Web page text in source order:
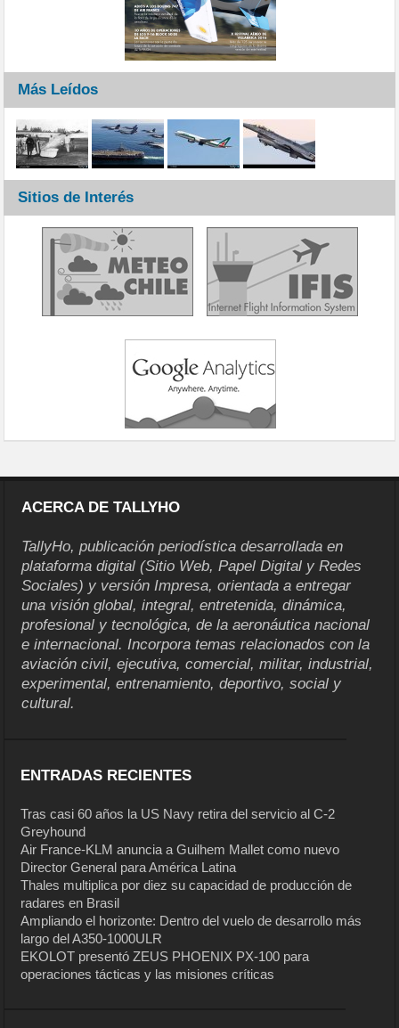
Más Leídos
Sitios de Interés
ACERCA DE TALLYHO
TallyHo, publicación periodística desarrollada en
plataforma digital (Sitio Web, Papel Digital y Redes
Sociales) y versión Impresa, orientada a entregar
una visión global, integral, entretenida, dinámica,
profesional y tecnológica, de la aeronáutica nacional
e internacional. Incorpora temas relacionados con la
aviación civil, ejecutiva, comercial, militar, industrial,
experimental, entrenamiento, deportivo, social y
cultural.
ENTRADAS RECIENTES
Tras casi 60 años la US Navy retira del servicio al C-2
Greyhound
Air France-KLM anuncia a Guilhem Mallet como nuevo
Director General para América Latina
Thales multiplica por diez su capacidad de producción de
radares en Brasil
Ampliando el horizonte: Dentro del vuelo de desarrollo más
largo del A350-1000ULR
EKOLOT presentó ZEUS PHOENIX PX-100 para
operaciones tácticas y las misiones críticas